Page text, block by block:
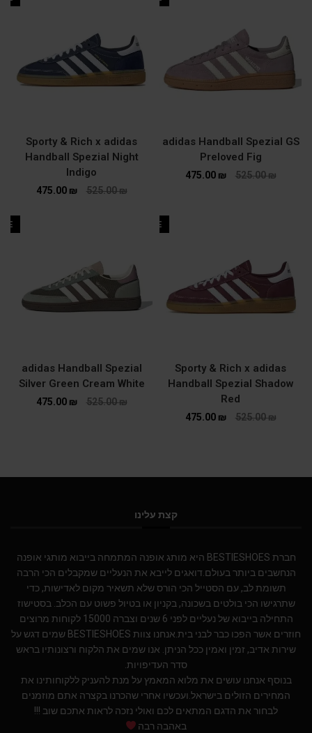
adidas Handball Spezial GS
Preloved Fig
525.00₪
475.00 ₪
Sporty & Rich x adidas
Handball Spezial Night
Indigo
525.00₪
475.00 ₪
SALE
Sporty & Rich x adidas
Handball Spezial Shadow
Red
525.00₪
475.00 ₪
adidas Handball Spezial
Silver Green Cream White
525.00₪
475.00 ₪
קצת עלינו
חברת BESTIESHOES היא מותג אופנה המתמחה בייבוא מותגי אופנה
הנחשבים ביותר בעולם.דואגים לייבא את הנעליים שמקבלים הכי הרבה
תשומת לב, עם הסטייל הכי הורס שלא תשאיר מקום לאדישות, כדי
שתרגישו הכי בולטים בשכונה, בקניון או בטיול פשוט עם הכלב. בסטישוז
התחילה בייבוא של נעליים לפני 6 שנים וצברה 15000 לקוחות מרוצים
חוזרים אשר הפכו כבר לבני בית.אנחנו צוות BESTIESHOES שמים דגש על
שירות אדיב, זמין ואמין ככל הניתן. אנו שמים את הלקוח ורצונותיו בראש
סדר העדיפויות.
בנוסף אנחנו עושים את מלוא המאמץ על מנת להעניק ללקוחותינו את
המחירים הזולים בישראל.ועכשיו אחרי שהכרנו בקצרה אתם מוזמנים
לבחור את הדגם המתאים לכם ואולי נזכה לראות אתכם שוב !!!
באהבה רבה